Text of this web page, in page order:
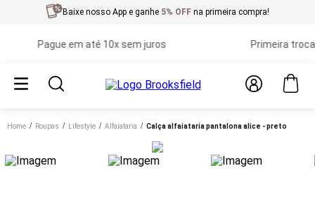
Baixe nosso App e ganhe 5% OFF na primeira compra!
Pague em até 10x sem juros Primeira troca
Home roupas lifestyle alfaiataria calça alfaiataria pantalona alice - preto